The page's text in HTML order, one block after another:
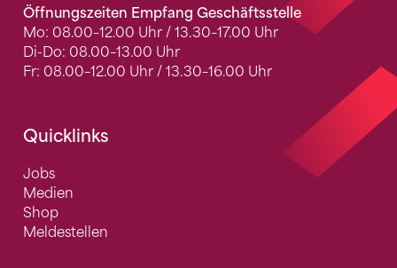
Öffnungszeiten Empfang Geschäftsstelle
Mo: 08.00–12.00 Uhr / 13.30–17.00 Uhr
Di-Do: 08.00–13.00 Uhr
Fr: 08.00–12.00 Uhr / 13.30–16.00 Uhr
Quicklinks
Jobs
Medien
Shop
Meldestellen